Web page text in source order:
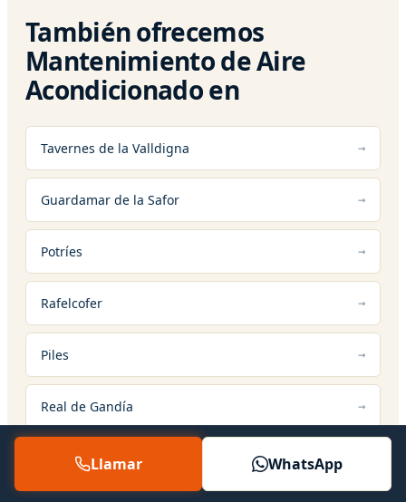
También ofrecemos
Mantenimiento de Aire
Acondicionado en
Tavernes de la Valldigna
Guardamar de la Safor
Potríes
Rafelcofer
Piles
Real de Gandía
Llamar WhatsApp